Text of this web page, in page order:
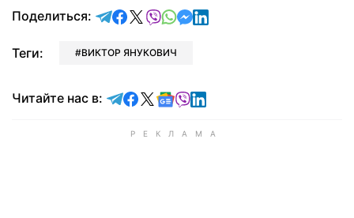
Поделиться: отправить в Telegram
поделиться в Facebook
поделиться в X
отправить в Viber
отправить в Whatsapp
отправить в Messenger
отправить в LinkedIn
Теги: ВИКТОР ЯНУКОВИЧ
Читайте нас в: Читайте в Telegram
Читайте в Facebook
Читайте в X
Читайте в Google news
Читайте в Viber
Читайте в LinkedIn